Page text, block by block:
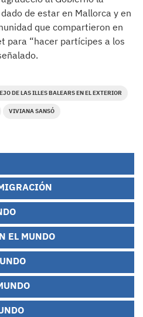
de estar en Mallorca y en
que compartieron en
para “hacer partícipes a los
DE LAS ILLES BALEARS EN EL EXTERIOR
VIVIANA SANSÓ
EL MUNDO